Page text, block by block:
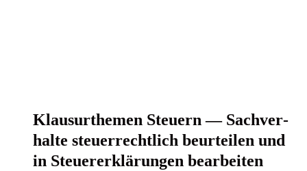
Klau­sur­the­men Steu­ern — Sach­ver­
hal­te steu­er­recht­lich beur­tei­len und
in Steu­er­erklä­run­gen bearbeiten